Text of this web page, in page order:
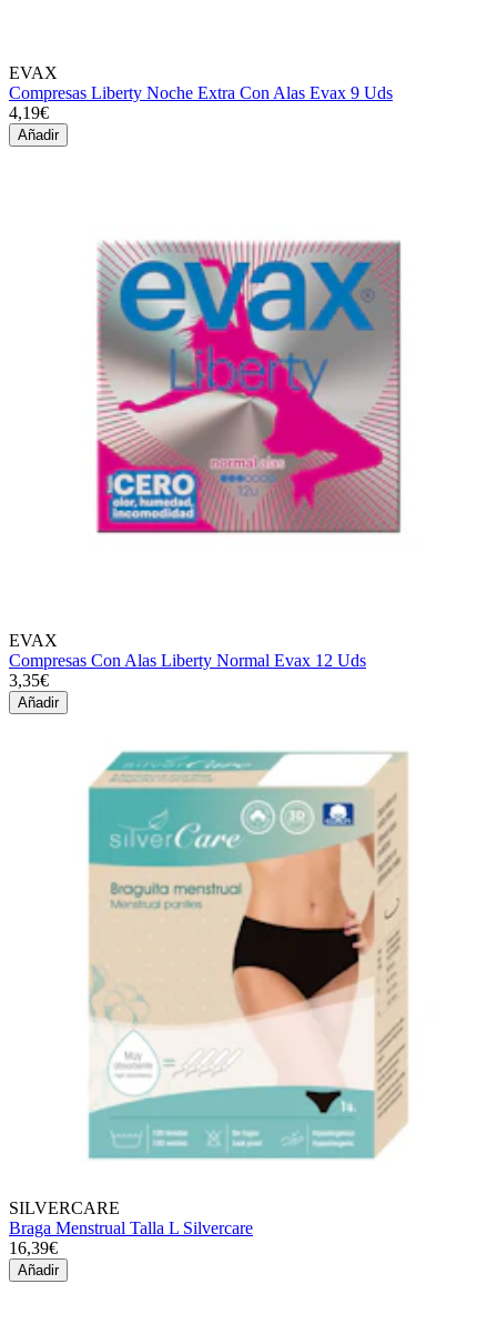
EVAX
Compresas Liberty Noche Extra Con Alas Evax 9 Uds
4,19€
Añadir
EVAX
Compresas Con Alas Liberty Normal Evax 12 Uds
3,35€
Añadir
SILVERCARE
Braga Menstrual Talla L Silvercare
16,39€
Añadir